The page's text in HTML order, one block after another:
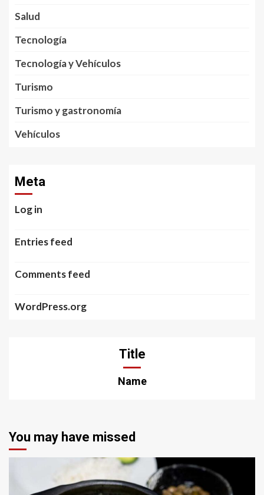
Salud
Tecnología
Tecnología y Vehículos
Turismo
Turismo y gastronomía
Vehículos
Meta
Log in
Entries feed
Comments feed
WordPress.org
Title
Name
You may have missed